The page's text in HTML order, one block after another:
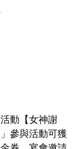
動【女神謝
」 參與活動可獲